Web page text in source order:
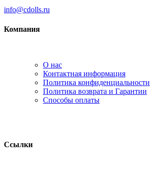
info@cdolls.ru
Компания
О нас
Контактная информация
Политика конфиденциальности
Политика возврата и Гарантии
Способы оплаты
Ссылки